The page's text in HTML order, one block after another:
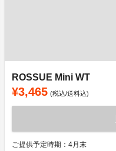
ROSSUE Mini WT
¥3,465 (税込/送料込)
ご提供予定時期：4月末